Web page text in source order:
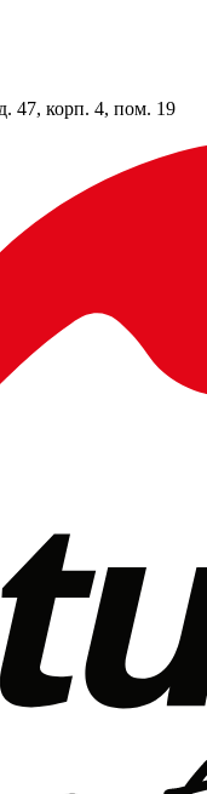
47, корп. 4, пом. 19